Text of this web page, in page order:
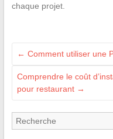
chaque projet.
← Comment utiliser une
Comprendre le coût
pour restaurant →